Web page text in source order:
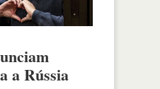
a Rússia